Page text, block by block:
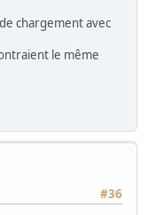
chargement avec
le même
#36